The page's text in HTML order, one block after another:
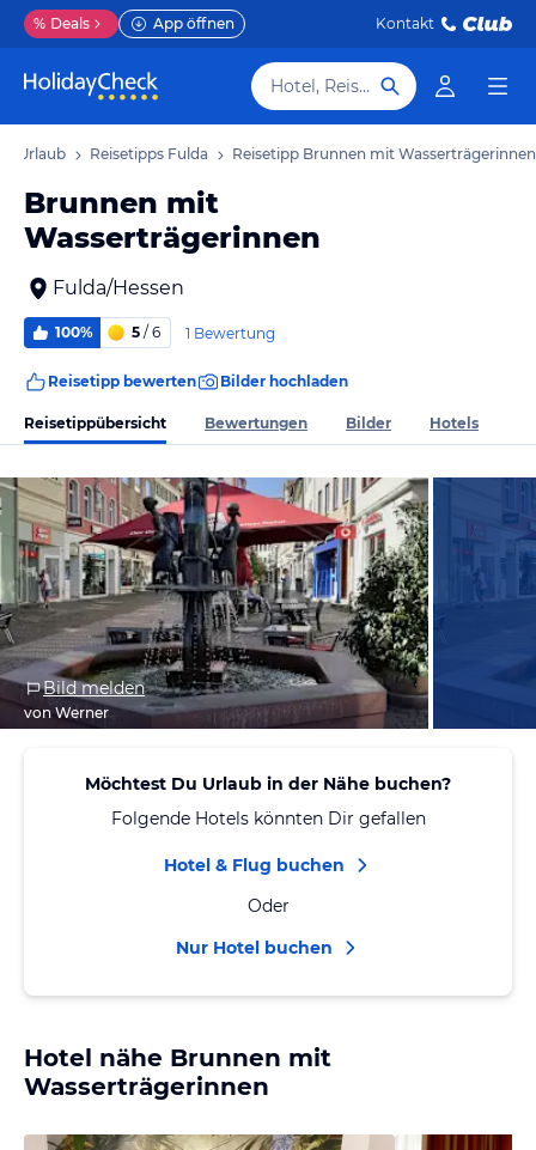
% Deals App öffnen Kontakt
Hotel, Reiseziel
Urlaub Reisetipps Fulda Reisetipp Brunnen mit Wasserträgerinnen
Brunnen mit
Wasserträgerinnen
Fulda/Hessen
100% 5 / 6 1 Bewertung
Reisetipp bewerten Bilder hochladen
Reisetippübersicht Bewertungen Bilder Hotels
Bild melden
von Werner
Möchtest Du Urlaub in der Nähe buchen?
Folgende Hotels könnten Dir gefallen
Hotel & Flug buchen
Oder
Nur Hotel buchen
Hotel nähe Brunnen mit
Wasserträgerinnen